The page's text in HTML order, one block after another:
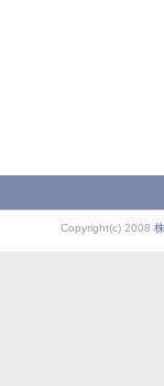
Copyright(c) 2008